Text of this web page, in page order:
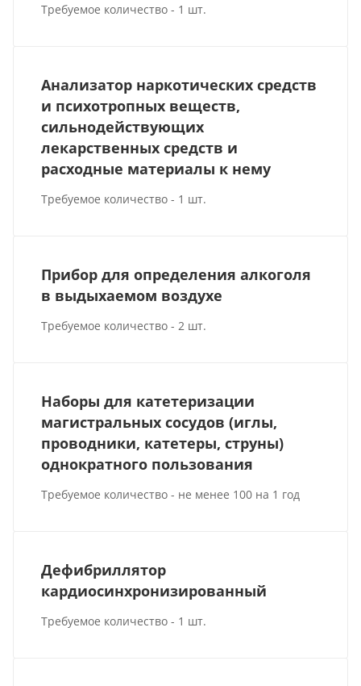
Требуемое количество - 1 шт.
Анализатор наркотических средств
и психотропных веществ,
сильнодействующих
лекарственных средств и
расходные материалы к нему
Требуемое количество - 1 шт.
Прибор для определения алкоголя
в выдыхаемом воздухе
Требуемое количество - 2 шт.
Наборы для катетеризации
магистральных сосудов (иглы,
проводники, катетеры, струны)
однократного пользования
Требуемое количество - не менее 100 на 1 год
Дефибриллятор
кардиосинхронизированный
Требуемое количество - 1 шт.